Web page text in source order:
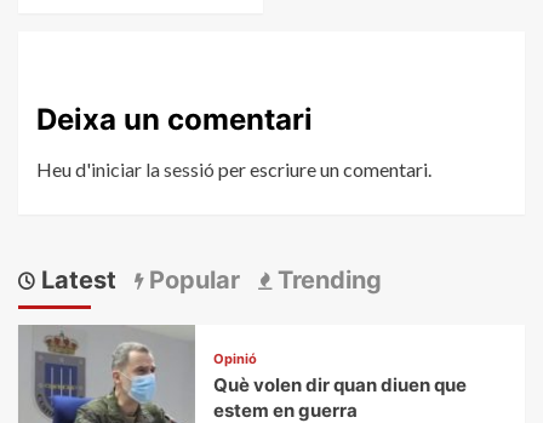
Deixa un comentari
Heu d'iniciar la sessió per escriure un comentari.
Latest Popular Trending
Opinió
Què volen dir quan diuen que
estem en guerra